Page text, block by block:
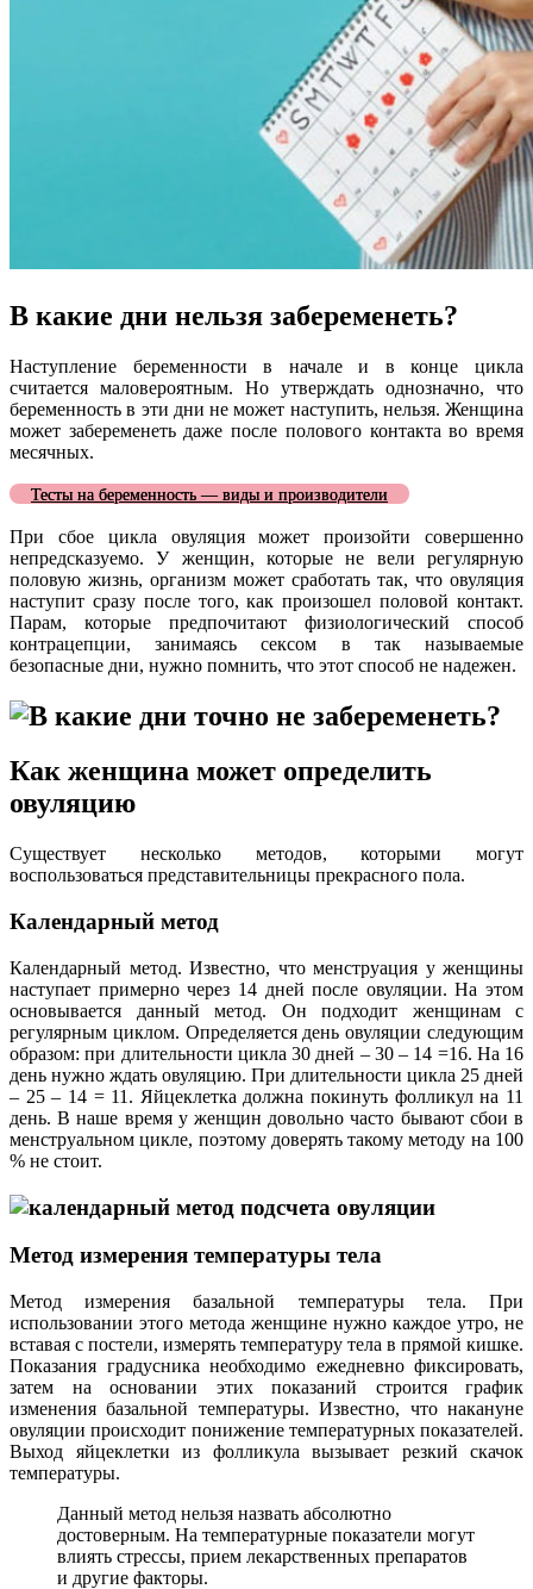
В какие дни нельзя забеременеть?
Наступление беременности в начале и в конце цикла
считается маловероятным. Но утверждать однозначно, что
беременность в эти дни не может наступить, нельзя. Женщина
может забеременеть даже после полового контакта во время
месячных.
Тесты на беременность — виды и производители
При сбое цикла овуляция может произойти совершенно
непредсказуемо. У женщин, которые не вели регулярную
половую жизнь, организм может сработать так, что овуляция
наступит сразу после того, как произошел половой контакт.
Парам, которые предпочитают физиологический способ
контрацепции, занимаясь сексом в так называемые
безопасные дни, нужно помнить, что этот способ не надежен.
Как женщина может определить
овуляцию
Существует несколько методов, которыми могут
воспользоваться представительницы прекрасного пола.
Календарный метод
Календарный метод. Известно, что менструация у женщины
наступает примерно через 14 дней после овуляции. На этом
основывается данный метод. Он подходит женщинам с
регулярным циклом. Определяется день овуляции следующим
образом: при длительности цикла 30 дней – 30 – 14 =16. На 16
день нужно ждать овуляцию. При длительности цикла 25 дней
– 25 – 14 = 11. Яйцеклетка должна покинуть фолликул на 11
день. В наше время у женщин довольно часто бывают сбои в
менструальном цикле, поэтому доверять такому методу на 100
% не стоит.
Метод измерения температуры тела
Метод измерения базальной температуры тела. При
использовании этого метода женщине нужно каждое утро, не
вставая с постели, измерять температуру тела в прямой кишке.
Показания градусника необходимо ежедневно фиксировать,
затем на основании этих показаний строится график
изменения базальной температуры. Известно, что накануне
овуляции происходит понижение температурных показателей.
Выход яйцеклетки из фолликула вызывает резкий скачок
температуры.
Данный метод нельзя назвать абсолютно
достоверным. На температурные показатели могут
влиять стрессы, прием лекарственных препаратов
и другие факторы.